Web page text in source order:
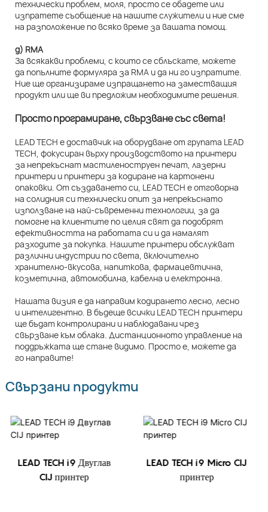
технически проблем, моля, просто се обадете или
изпратете съобщение на нашите служители и ние сме
на разположение по всяко време за вашата помощ.
д) RMA
За всякакви проблеми, с които се сблъскате, можете
да попълните формуляра за RMA и да ни го изпратите.
Ние ще организираме изпращането на заместващия
продукт или ще ви предложим необходимите решения.
Просто програмиране, свързване със света!
LEAD TECH е доставчик на оборудване от групата LEAD
TECH, фокусиран върху производството на принтери
за непрекъснат мастиленоструен печат, лазерни
принтери и принтери за кодиране на картонени
опаковки. От създаването си, LEAD TECH е отговорна
на солидния си технически опит за непрекъснато
използване на най-съвременни технологии, за да
помогне на клиентите по целия свят да подобрят
ефективността на работата си и да намалят
разходите за покупка. Нашите принтери обслужват
различни индустрии по света, включително
хранително-вкусова, напиткова, фармацевтична,
козметична, автомобилна, кабелна и електронна.
Нашата визия е да направим кодирането лесно, лесно
и интелигентно. В бъдеще всички LEAD TECH принтери
ще бъдат контролирани и наблюдавани чрез
свързване към облака. Дистанционното управление на
поддръжката ще стане видимо. Просто е, можете да
го направите!
Свързани продукти
LEAD TECH i9 Двуглав
CIJ принтер
LEAD TECH i9 Micro CIJ
принтер